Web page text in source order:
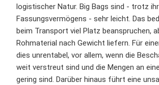
logistischer Natur. Big Bags sind - trotz
Fassungsvermögens - sehr leicht. Das
beim Transport viel Platz beanspruchen,
Rohmaterial nach Gewicht liefern. Für
dies unrentabel, vor allem, wenn die
weit verstreut sind und die Mengen an
gering sind. Darüber hinaus führt eine